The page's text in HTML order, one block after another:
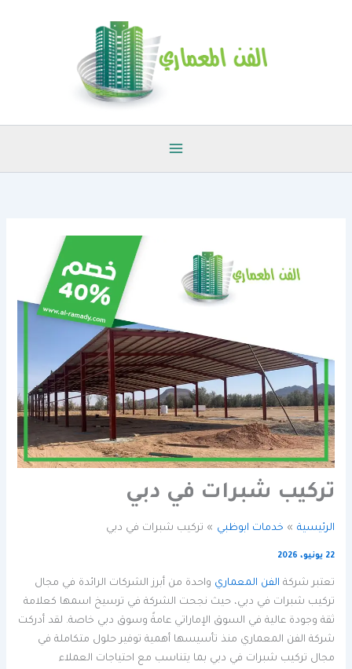
تركيب شبرات في دبي
الرئيسية خدمات ابوظبي تركيب شبرات في دبي
22 يونيو، 2026
تعتبر شركة الفن المعماري واحدة من أبرز الشركات الرائدة في مجال
تركيب شبرات في دبي، حيث نجحت الشركة في ترسيخ اسمها كعلامة
ثقة وجودة عالية في السوق الإماراتي عامةً وسوق دبي خاصة. لقد أدركت
شركة الفن المعماري منذ تأسيسها أهمية توفير حلول متكاملة في
مجال تركيب شبرات في دبي بما يتناسب مع احتياجات العملاء